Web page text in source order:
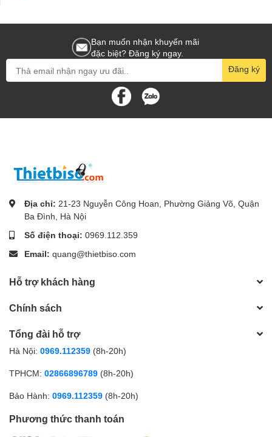
Bạn muốn nhận khuyến mãi
đặc biệt? Đăng ký ngay.
Đăng ký
Địa chỉ: 21-23 Nguyễn Công Hoan, Phường Giảng Võ, Quận
Ba Đình, Hà Nội
Số điện thoại: 0969.112.359
Email: quang@thietbiso.com
Hỗ trợ khách hàng
Chính sách
Tổng đài hỗ trợ
Hà Nội: 0969.112359 (8h-20h)
TPHCM: 02866896789 (8h-20h)
Bảo Hành: 0969.112359 (8h-20h)
Phương thức thanh toán